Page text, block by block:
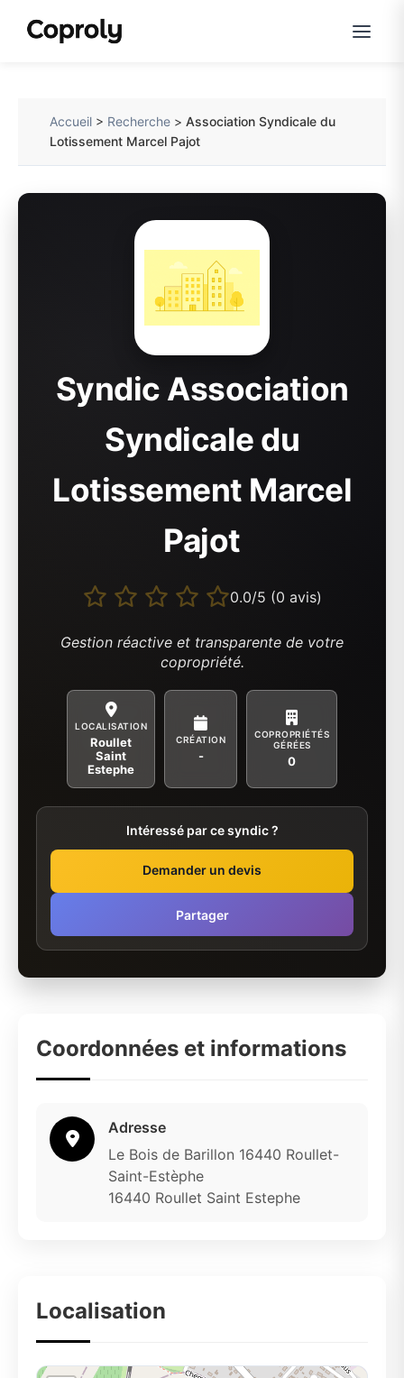
Accueil > Recherche >Association Syndicale du
Lotissement Marcel Pajot
Syndic Association
Syndicale du
Lotissement Marcel
Pajot
0.0/5 (0 avis)
Gestion réactive et transparente de votre
copropriété.
LOCALISATION
Roullet
Saint
Estephe
CRÉATION
-
COPROPRIÉTÉS
GÉRÉES
0
Intéressé par ce syndic ?
Demander un devis
Partager
Coordonnées et informations
Adresse
Le Bois de Barillon 16440 Roullet-
Saint-Estèphe
16440 Roullet Saint Estephe
Localisation